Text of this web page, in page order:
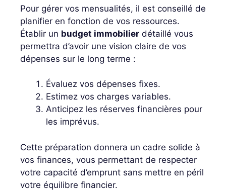
Pour gérer vos mensualités, il est conseillé de
planifier en fonction de vos ressources.
Établir un budget immobilier détaillé vous
permettra d’avoir une vision claire de vos
dépenses sur le long terme :
Évaluez vos dépenses fixes.
Estimez vos charges variables.
Anticipez les réserves financières pour
les imprévus.
Cette préparation donnera un cadre solide à
vos finances, vous permettant de respecter
votre capacité d’emprunt sans mettre en péril
votre équilibre financier.